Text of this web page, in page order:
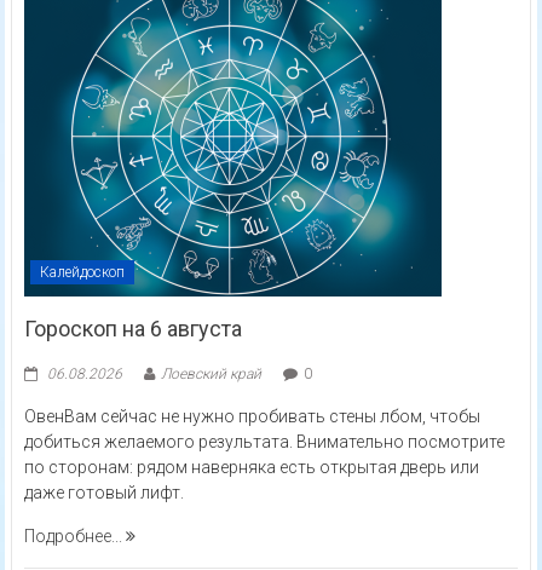
Калейдоскоп
Гороскоп на 6 августа
06.08.2026 Лоевский край 0
ОвенВам сейчас не нужно пробивать стены лбом, чтобы
добиться желаемого результата. Внимательно посмотрите
по сторонам: рядом наверняка есть открытая дверь или
даже готовый лифт.
Подробнее...